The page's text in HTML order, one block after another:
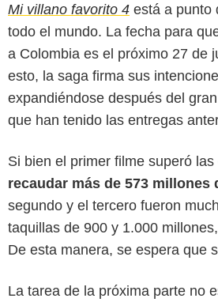
Mi villano favorito 4 está a punto
todo el mundo. La fecha para
a Colombia es el próximo 27 de
esto, la saga firma sus
expandiéndose después del
que han tenido las entregas
Si bien el primer filme superó
recaudar más de 573 millones
segundo y el tercero fueron
taquillas de 900 y 1.000
De esta manera, se espera que
La tarea de la próxima parte no
Illumination Studios